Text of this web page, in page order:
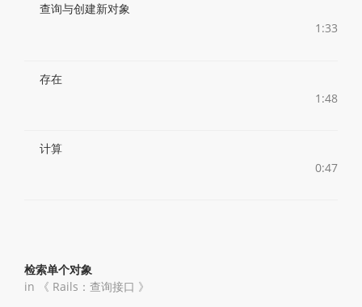
查询与创建新对象
1:33
存在
1:48
计算
0:47
检索单个对象
in 《 Rails：查询接口 》